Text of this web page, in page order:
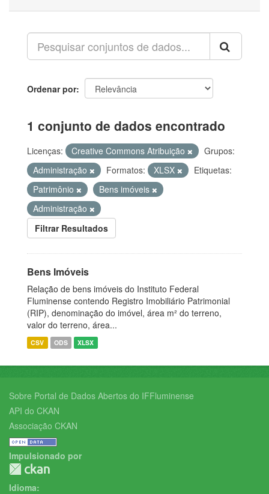
Ordenar por
1 conjunto de dados encontrado
Licenças: Creative Commons Atribuição
Grupos:
Administração
Formatos: XLSX
Etiquetas:
Patrimônio
Bens imóveis
Administração
Filtrar Resultados
Bens Imóveis
Relação de bens imóveis do Instituto Federal
Fluminense contendo Registro Imobiliário Patrimonial
(RIP), denominação do imóvel, área m² do terreno,
valor do terreno, área...
CSV ODS XLSX
Sobre Portal de Dados Abertos do IFFluminense
API do CKAN
Associação CKAN
Impulsionado por
Idioma